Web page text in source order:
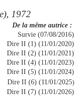
1972
De la même autrice :
Survie (07/08/2016)
Dire II (1) (11/01/2020)
Dire II (2) (11/01/2021)
Dire II (4) (11/01/2023)
Dire II (5) (11/01/2024)
Dire II (6) (11/01/2025)
Dire II (7) (11/01/2026)